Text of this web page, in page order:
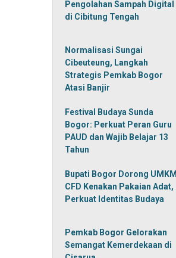
Pengolahan Sampah Digital
di Cibitung Tengah
Normalisasi Sungai
Cibeuteung, Langkah
Strategis Pemkab Bogor
Atasi Banjir
Festival Budaya Sunda
Bogor: Perkuat Peran Guru
PAUD dan Wajib Belajar 13
Tahun
Bupati Bogor Dorong UMKM
CFD Kenakan Pakaian Adat,
Perkuat Identitas Budaya
Pemkab Bogor Gelorakan
Semangat Kemerdekaan di